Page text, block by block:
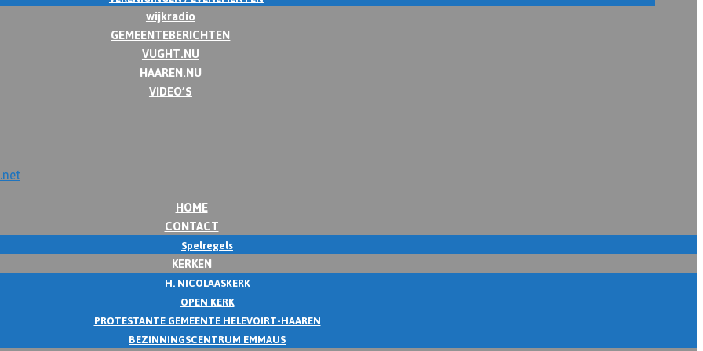
wijkradio
GEMEENTEBERICHTEN
VUGHT.NU
HAAREN.NU
VIDEO’S
HOME
CONTACT
Spelregels
KERKEN
H. NICOLAASKERK
OPEN KERK
PROTESTANTE GEMEENTE HELEVOIRT-HAAREN
BEZINNINGSCENTRUM EMMAUS